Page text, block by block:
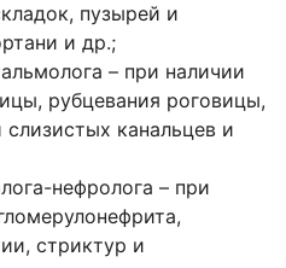
пузырей и
и др.;
– при наличии
рубцевания роговицы,
канальцев и
нефролога – при
стриктур и